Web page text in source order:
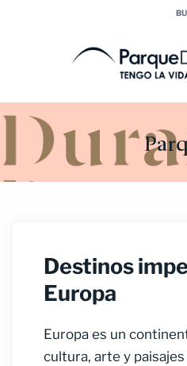
Destinos
Europa
Europa es un
cultura, arte y